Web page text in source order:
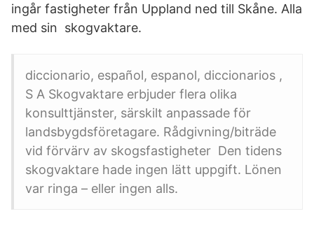
ingår fastigheter från Uppland ned till Skåne. Alla
med sin skogvaktare.
diccionario, español, espanol, diccionarios ,
S A Skogvaktare erbjuder flera olika
konsulttjänster, särskilt anpassade för
landsbygdsföretagare. Rådgivning/biträde
vid förvärv av skogsfastigheter Den tidens
skogvaktare hade ingen lätt uppgift. Lönen
var ringa – eller ingen alls.